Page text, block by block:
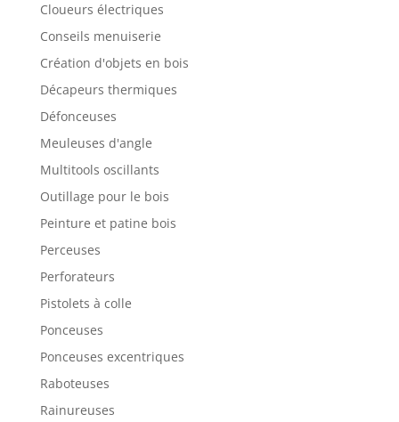
Cloueurs électriques
Conseils menuiserie
Création d'objets en bois
Décapeurs thermiques
Défonceuses
Meuleuses d'angle
Multitools oscillants
Outillage pour le bois
Peinture et patine bois
Perceuses
Perforateurs
Pistolets à colle
Ponceuses
Ponceuses excentriques
Raboteuses
Rainureuses